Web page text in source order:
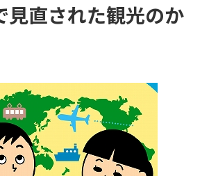
類から請求
募集要項＆願書
料から請求
見直された観光のか